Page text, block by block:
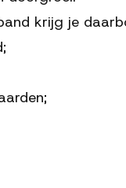
krijg je